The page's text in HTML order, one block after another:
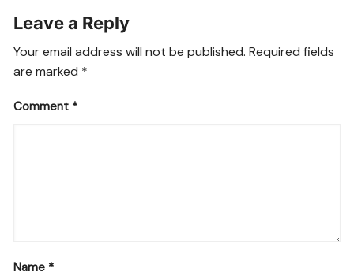
Leave a Reply
Your email address will not be published. Required fields
are marked *
Comment *
Name *